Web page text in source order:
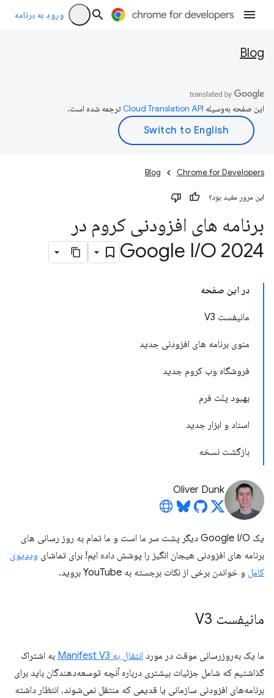
ورود به برنامه
Blog
این صفحه به‌وسیله ترجمه شده است.
Chrome for Developers
Blog
این مرور مفید بود؟
برنامه های افزودنی کروم در
Google I/O 2024
در این صفحه
مانیفست V3
منوی برنامه های افزودنی جدید
فروشگاه وب کروم جدید
بهبود پلت فرم
اسناد و ابزار جدید
بازگشت نسخه
Oliver Dunk
یک Google I/O دیگر پشت سر ما است و ما تمام به روز رسانی های
برنامه های افزودنی هیجان انگیز را پوشش داده ایم! برای تماشای ویدیوی
کامل و خواندن برخی از نکات برجسته به YouTube بروید.
مانیفست V3
ما یک به‌روزرسانی موقت در مورد انتقال به Manifest V3
به اشتراک
گذاشتیم که شامل جزئیات بیشتری درباره آنچه توسعه‌دهندگان باید برای
برنامه‌های افزودنی سازمانی یا قدیمی که منتقل نمی‌شوند، انتظار داشته